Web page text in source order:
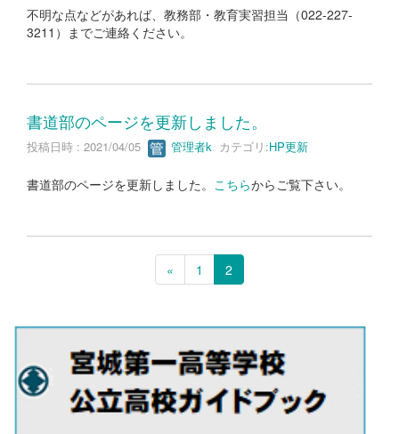
不明な点などがあれば、教務部・教育実習担当（022-227-
3211）までご連絡ください。
書道部のページを更新しました。
投稿日時 : 2021/04/05 管理者k カテゴリ:HP更新
書道部のページを更新しました。 こちらからご覧下さい。
« 1 2